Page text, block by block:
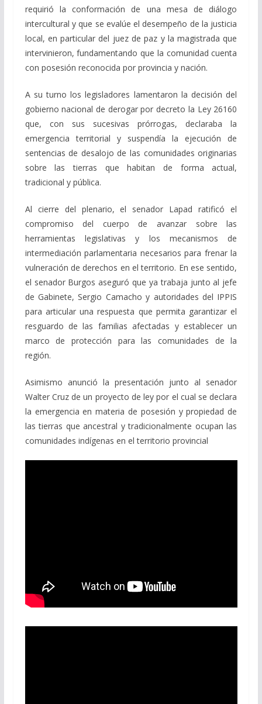
requirió la conformación de una mesa de diálogo
intercultural y que se evalúe el desempeño de la justicia
local, en particular del juez de paz y la magistrada que
intervinieron, fundamentando que la comunidad cuenta
con posesión reconocida por provincia y nación.
A su turno los legisladores lamentaron la decisión del
gobierno nacional de derogar por decreto la Ley 26160
que, con sus sucesivas prórrogas, declaraba la
emergencia territorial y suspendía la ejecución de
sentencias de desalojo de las comunidades originarias
sobre las tierras que habitan de forma actual,
tradicional y pública.
Al cierre del plenario, el senador Lapad ratificó el
compromiso del cuerpo de avanzar sobre las
herramientas legislativas y los mecanismos de
intermediación parlamentaria necesarios para frenar la
vulneración de derechos en el territorio. En ese sentido,
el senador Burgos aseguró que ya trabaja junto al jefe
de Gabinete, Sergio Camacho y autoridades del IPPIS
para articular una respuesta que permita garantizar el
resguardo de las familias afectadas y establecer un
marco de protección para las comunidades de la
región.
Asimismo anunció la presentación junto al senador
Walter Cruz de un proyecto de ley por el cual se declara
la emergencia en materia de posesión y propiedad de
las tierras que ancestral y tradicionalmente ocupan las
comunidades indígenas en el territorio provincial